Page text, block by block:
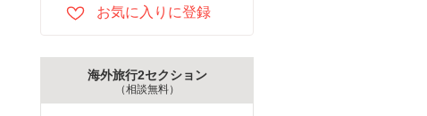
海外旅行2セクション
（相談無料）